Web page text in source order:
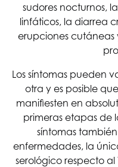
sudores nocturnos,
linfáticos, la diarrea
erupciones cutáneas
Los síntomas pueden
otra y es posible
manifiesten en
primeras etapas de
síntomas
enfermedades, la
serológico respecto